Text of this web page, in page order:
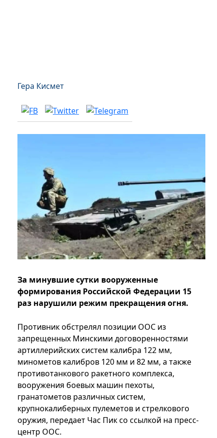
Гера Кисмет
За минувшие сутки вооруженные
формирования Российской Федерации 15
раз нарушили режим прекращения огня.
Противник обстрелял позиции ООС из
запрещенных Минскими договоренностями
артиллерийских систем калибра 122 мм,
минометов калибров 120 мм и 82 мм, а также
противотанкового ракетного комплекса,
вооружения боевых машин пехоты,
гранатометов различных систем,
крупнокалиберных пулеметов и стрелкового
оружия, передает Час Пик со ссылкой на пресс-
центр ООС.